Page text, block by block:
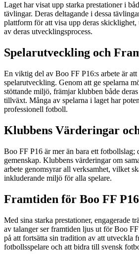
Laget har visat upp starka prestationer i
tävlingar. Deras deltagande i dessa
plattform för att visa upp deras
av deras utvecklingsprocess.
Spelarutveckling och
En viktig del av Boo FF P16:s arbete är att
spelarutveckling. Genom att ge spelarna
stöttande miljö, främjar klubben både
tillväxt. Många av spelarna i laget har
professionell fotboll.
Klubbens Värderingar
Boo FF P16 är mer än bara ett fotbollslag;
gemenskap. Klubbens värderingar om
arbete genomsyrar all verksamhet, vilket
inkluderande miljö för alla spelare.
Framtiden för Boo FF P16
Med sina starka prestationer, engagerade
av talanger ser framtiden ljus ut för Boo
på att fortsätta sin tradition av att utveckla
fotbollsspelare och att bidra till svensk